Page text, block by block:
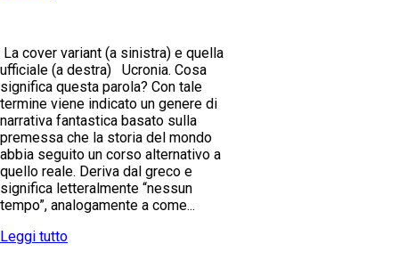
La cover variant (a sinistra) e quella
ufficiale (a destra) Ucronia. Cosa
significa questa parola? Con tale
termine viene indicato un genere di
narrativa fantastica basato sulla
premessa che la storia del mondo
abbia seguito un corso alternativo a
quello reale. Deriva dal greco e
significa letteralmente “nessun
tempo”, analogamente a come...
Leggi tutto